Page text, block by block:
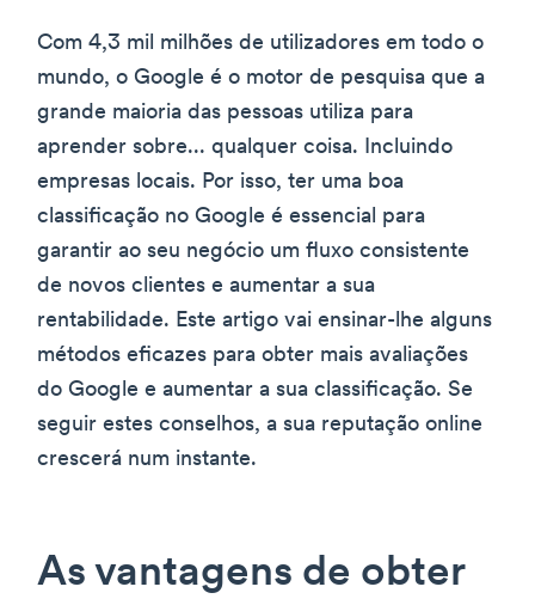
Com 4,3 mil milhões de utilizadores em todo o
mundo, o Google é o motor de pesquisa que a
grande maioria das pessoas utiliza para
aprender sobre... qualquer coisa. Incluindo
empresas locais. Por isso, ter uma boa
classificação no Google é essencial para
garantir ao seu negócio um fluxo consistente
de novos clientes e aumentar a sua
rentabilidade. Este artigo vai ensinar-lhe alguns
métodos eficazes para obter mais avaliações
do Google e aumentar a sua classificação. Se
seguir estes conselhos, a sua reputação online
crescerá num instante.
As vantagens de obter